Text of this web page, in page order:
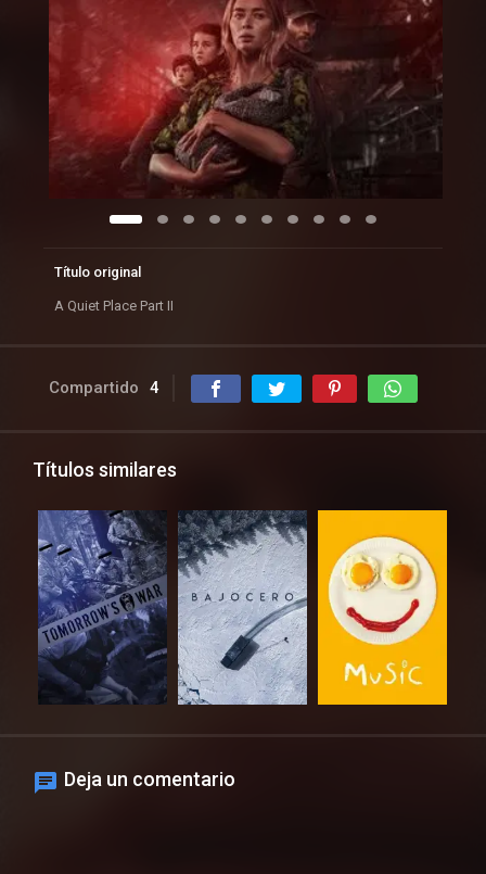
Título original
A Quiet Place Part II
Compartido 4
Títulos similares
Deja un comentario